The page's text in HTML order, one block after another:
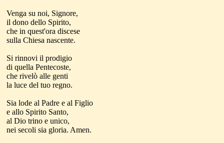
Venga su noi, Signore,
il dono dello Spirito,
che in quest'ora discese
sulla Chiesa nascente.
Si rinnovi il prodigio
di quella Pentecoste,
che rivelò alle genti
la luce del tuo regno.
Sia lode al Padre e al Figlio
e allo Spirito Santo,
al Dio trino e unico,
nei secoli sia gloria. Amen.